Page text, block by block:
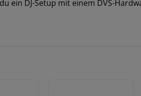
ein DJ-Setup mit einem DVS-